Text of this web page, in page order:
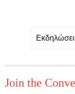
Join the